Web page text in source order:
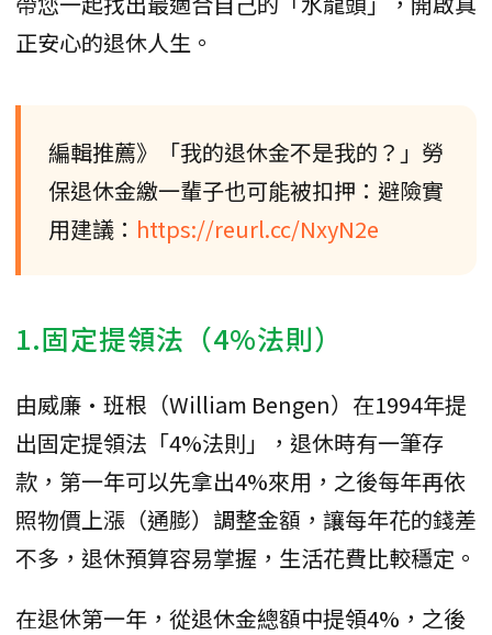
正安心的退休人生。
編輯推薦》「我的退休金不是我的？」勞
保退休金繳一輩子也可能被扣押：避險實
用建議： https://reurl.cc/NxyN2e
1.固定提領法（4%法則）
由威廉·班根（William Bengen）在1994年提
出固定提領法「4%法則」，退休時有一筆存
款，第一年可以先拿出4%來用，之後每年再依
照物價上漲（通膨）調整金額，讓每年花的錢差
不多，退休預算容易掌握，生活花費比較穩定。
在退休第一年，從退休金總額中提領4%，之後